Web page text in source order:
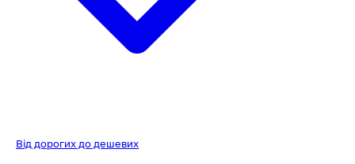
Від дорогих до дешевих